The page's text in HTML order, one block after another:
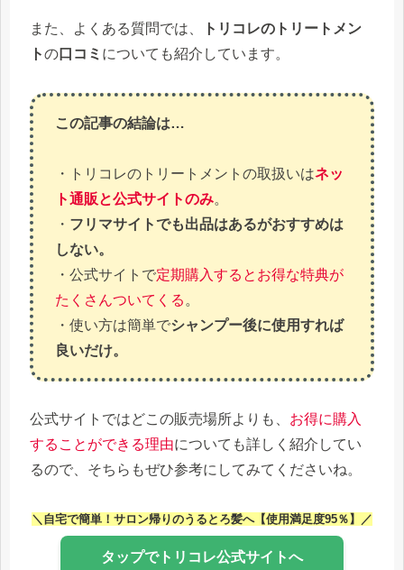
また、よくある質問では、
トリコレのトリートメン
トの口コミ についても紹介しています。
この記事の結論は…
・トリコレのトリートメントの取扱いはネッ
ト通販と公式サイトのみ。
・ フリマサイトでも出品はあるがおすすめは
しない。
・公式サイトで定期購入するとお得な特典が
たくさんついてくる 。
・使い方は簡単でシャンプー後に使用すれば
良いだけ。
公式サイトではどこの販売場所よりも、 お得に購入
することができる理由についても詳しく紹介してい
るので、そちらもぜひ参考にしてみてくださいね。
＼自宅で簡単！サロン帰りのうるとろ髪へ【使用満足度95％】 ／
タップでトリコレ公式サイトへ